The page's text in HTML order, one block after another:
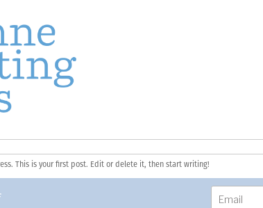
This is your first post. Edit or delete it, then start writing!